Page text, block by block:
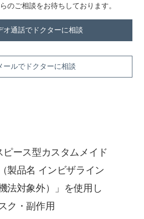
のご相談をお待ちしております。
オ通話でドクターに相談
ールでドクターに相談
ピース型カスタムメイド
製品名 インビザライン
法対象外）」を使用し
ク・副作用